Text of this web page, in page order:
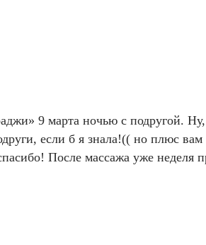
9 марта ночью с подругой.
если б я знала!(( но плюс
После массажа уже неделя